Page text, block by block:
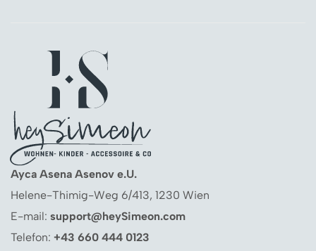
Ayca Asena Asenov e.U.
Helene-Thimig-Weg 6/413, 1230 Wien
E-mail: support@heySimeon.com
Telefon: +43 660 444 0123